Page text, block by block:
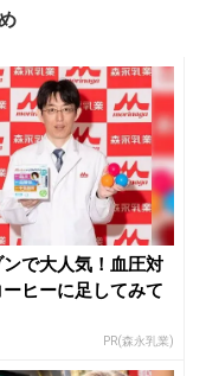
ンで大人気！血圧対
ヒーに足してみて
PR(森永乳業)